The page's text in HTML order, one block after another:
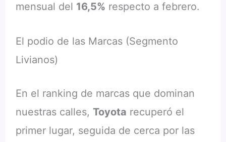
mensual del 16,5% respecto a febrero.
El podio de las Marcas (Segmento
Livianos)
En el ranking de marcas que dominan
nuestras calles, Toyota recuperó el
primer lugar, seguida de cerca por las